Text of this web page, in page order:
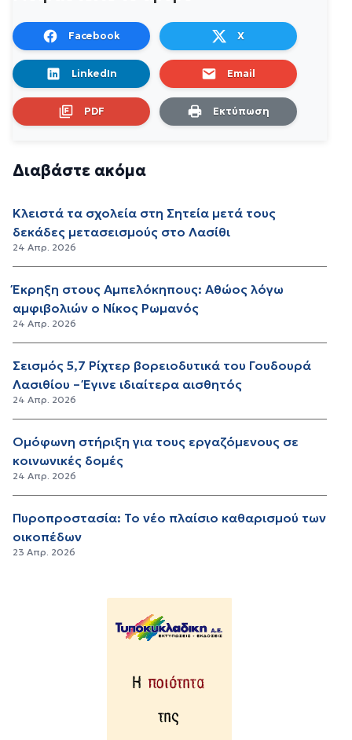
Facebook X
LinkedIn Email
PDF Εκτύπωση
Διαβάστε ακόμα
Κλειστά τα σχολεία στη Σητεία μετά τους
δεκάδες μετασεισμούς στο Λασίθι
24 Απρ. 2026
Έκρηξη στους Αμπελόκηπους: Αθώος λόγω
αμφιβολιών ο Νίκος Ρωμανός
24 Απρ. 2026
Σεισμός 5,7 Ρίχτερ βορειοδυτικά του Γουδουρά
Λασιθίου – Έγινε ιδιαίτερα αισθητός
24 Απρ. 2026
Ομόφωνη στήριξη για τους εργαζόμενους σε
κοινωνικές δομές
24 Απρ. 2026
Πυροπροστασία: Το νέο πλαίσιο καθαρισμού των
οικοπέδων
23 Απρ. 2026